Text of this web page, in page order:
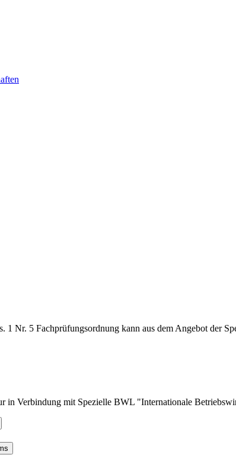
Nr. 5 Fachprüfungsordnung kann aus dem Angebot der
in Verbindung mit Spezielle BWL "Internationale
Informationsverarbeitung"